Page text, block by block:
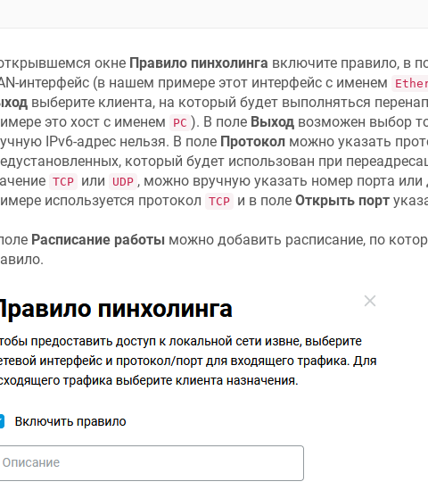
окне Правило пинхолинга включите правило, в
интерфейс (в нашем примере этот интерфейс с именем
выберите клиента, на который будет выполняться
это хост с именем
PC ). В поле Выходвозможен выбор
IPv6-адрес нельзя. В поле Протоколможно указать
который будет использован при
TCP или UDP , можно вручную указать номер порта
используется протокол TCP и в поле Открыть порт
Расписание работы можно добавить расписание, по